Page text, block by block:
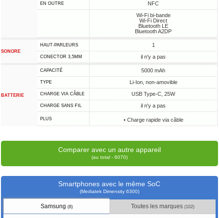
EN OUTRE
NFC
Wi-Fi bi-bande
Wi-Fi Direct
Bluetooth LE
Bluetooth A2DP
SONORE
HAUT-PARLEURS 1
CONECTOR 3,5MM il n'y a pas
BATTERIE
CAPACITÉ 5000 mAh
TYPE Li-Ion, non-amovible
CHARGE VIA CÂBLE USB Type-C, 25W
CHARGE SANS FIL il n'y a pas
PLUS • Charge rapide via câble
Comparer avec un autre appareil
(au total - 6070)
Smartphones avec le même SoC
(Mediatek Dimensity 6300)
Samsung (8) Toutes les marques (102)